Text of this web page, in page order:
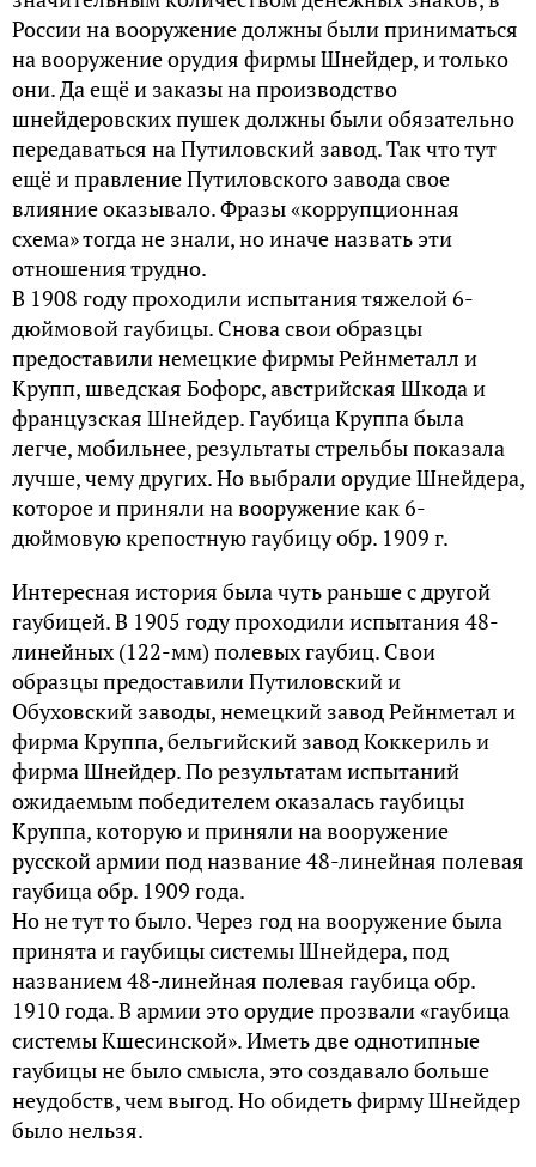
России на вооружение должны были приниматься
на вооружение орудия фирмы Шнейдер, и только
они. Да ещё и заказы на производство
шнейдеровских пушек должны были обязательно
передаваться на Путиловский завод. Так что тут
ещё и правление Путиловского завода свое
влияние оказывало. Фразы «коррупционная
схема» тогда не знали, но иначе назвать эти
отношения трудно.
В 1908 году проходили испытания тяжелой 6-
дюймовой гаубицы. Снова свои образцы
предоставили немецкие фирмы Рейнметалл и
Крупп, шведская Бофорс, австрийская Шкода и
французская Шнейдер. Гаубица Круппа была
легче, мобильнее, результаты стрельбы показала
лучше, чему других. Но выбрали орудие Шнейдера,
которое и приняли на вооружение как 6-
дюймовую крепостную гаубицу обр. 1909 г.
Интересная история была чуть раньше с другой
гаубицей. В 1905 году проходили испытания 48-
линейных (122-мм) полевых гаубиц. Свои
образцы предоставили Путиловский и
Обуховский заводы, немецкий завод Рейнметал и
фирма Круппа, бельгийский завод Коккериль и
фирма Шнейдер. По результатам испытаний
ожидаемым победителем оказалась гаубицы
Круппа, которую и приняли на вооружение
русской армии под название 48-линейная полевая
гаубица обр. 1909 года.
Но не тут то было. Через год на вооружение была
принята и гаубицы системы Шнейдера, под
названием 48-линейная полевая гаубица обр.
1910 года. В армии это орудие прозвали «гаубица
системы Кшесинской». Иметь две однотипные
гаубицы не было смысла, это создавало больше
неудобств, чем выгод. Но обидеть фирму Шнейдер
было нельзя.